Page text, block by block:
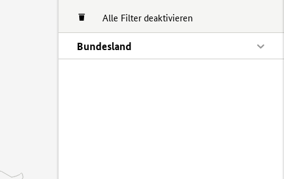
Alle Filter deaktivieren
Bundesland